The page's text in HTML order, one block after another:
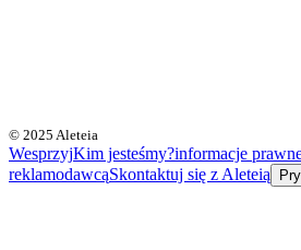
© 2025 Aleteia
WesprzyjKim jesteśmy?informacje
reklamodawcąSkontaktuj się z Aleteią